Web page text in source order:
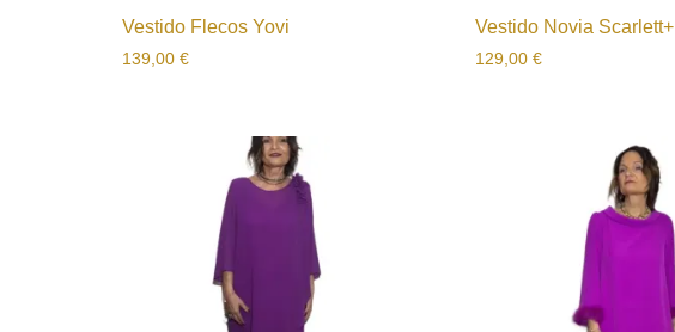
Vestido Flecos Yovi
139,00 €
Vestido Novia Scarlett+
129,00 €